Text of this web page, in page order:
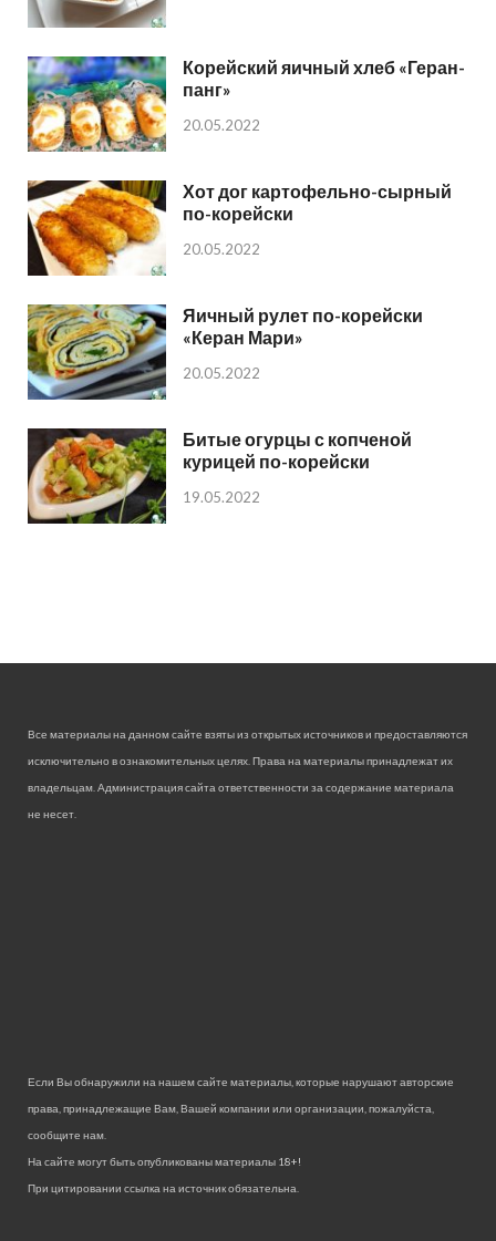
Корейский яичный хлеб «Геран-
панг»
20.05.2022
Хот дог картофельно-сырный
по-корейски
20.05.2022
Яичный рулет по-корейски
«Керан Мари»
20.05.2022
Битые огурцы с копченой
курицей по-корейски
19.05.2022
Все материалы на данном сайте взяты из открытых источников и предоставляются
исключительно в ознакомительных целях. Права на материалы принадлежат их
владельцам. Администрация сайта ответственности за содержание материала
не несет.
Если Вы обнаружили на нашем сайте материалы, которые нарушают авторские
права, принадлежащие Вам, Вашей компании или организации, пожалуйста,
сообщите нам.
На сайте могут быть опубликованы материалы 18+!
При цитировании ссылка на источник обязательна.